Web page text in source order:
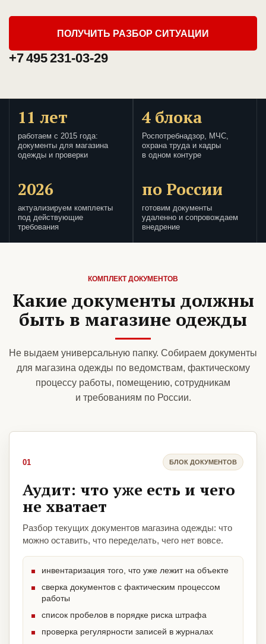
ПОЛУЧИТЬ РАЗБОР СИТУАЦИИ
+7 495 231-03-29
11 лет
работаем с 2015 года:
документы для магазина
одежды и проверки
4 блока
Роспотребнадзор, МЧС,
охрана труда и кадры
в одном контуре
2026
актуализируем комплекты
под действующие
требования
по России
готовим документы
удаленно и сопровождаем
внедрение
КОМПЛЕКТ ДОКУМЕНТОВ
Какие документы должны
быть в магазине одежды
Не выдаем универсальную папку. Собираем документы
для магазина одежды по ведомствам, фактическому
процессу работы, помещению, сотрудникам
и требованиям по России.
01 БЛОК ДОКУМЕНТОВ
Аудит: что уже есть и чего
не хватает
Разбор текущих документов магазина одежды: что
можно оставить, что переделать, чего нет вовсе.
инвентаризация того, что уже лежит на объекте
сверка документов с фактическим процессом
работы
список пробелов в порядке риска штрафа
проверка регулярности записей в журналах